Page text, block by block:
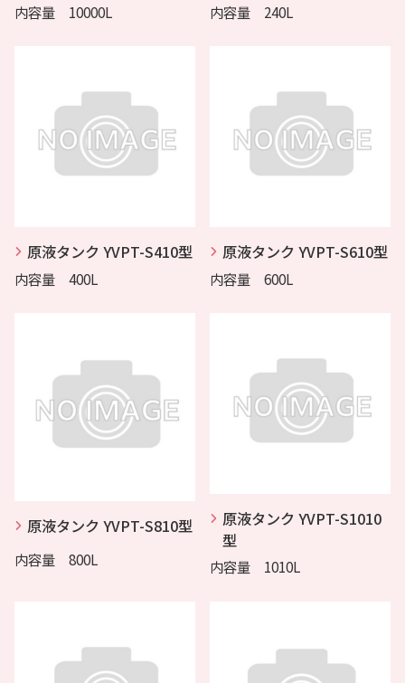
内容量 10000L 内容量 240L
原液タンク YVPT-S410型
内容量 400L
原液タンク YVPT-S610型
内容量 600L
原液タンク YVPT-S810型
内容量 800L
原液タンク YVPT-S1010
型
内容量 1010L